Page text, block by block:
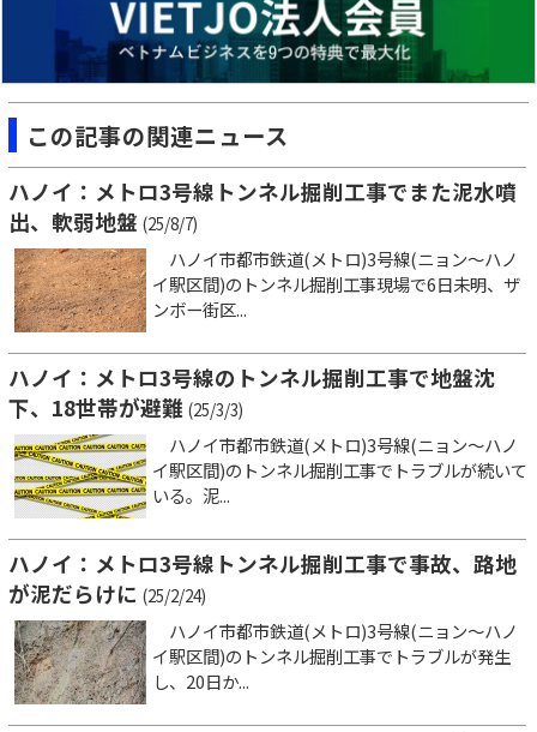
この記事の関連ニュース
ハノイ：メトロ3号線トンネル掘削工事でまた泥水噴
出、軟弱地盤 (25/8/7)
ハノイ市都市鉄道(メトロ)3号線(ニョン～ハノ
イ駅区間)のトンネル掘削工事現場で6日未明、ザ
ンボー街区...
ハノイ：メトロ3号線のトンネル掘削工事で地盤沈
下、18世帯が避難 (25/3/3)
ハノイ市都市鉄道(メトロ)3号線(ニョン～ハノ
イ駅区間)のトンネル掘削工事でトラブルが続いて
いる。泥...
ハノイ：メトロ3号線トンネル掘削工事で事故、路地
が泥だらけに (25/2/24)
ハノイ市都市鉄道(メトロ)3号線(ニョン～ハノ
イ駅区間)のトンネル掘削工事でトラブルが発生
し、20日か...